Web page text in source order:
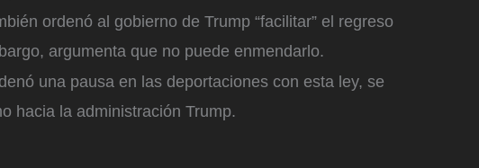
ordenó al gobierno de Trump “facilitar” el regreso
argumenta que no puede enmendarlo.
una pausa en las deportaciones con esta ley, se
hacia la administración Trump.